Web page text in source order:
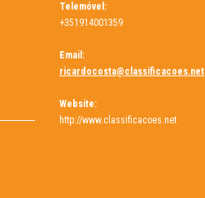
Telemóvel:
+351914001359
Email:
ricardocosta@classificacoes.net
Website:
http://www.classificacoes.net